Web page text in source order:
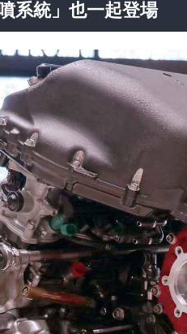
系統」也一起登場